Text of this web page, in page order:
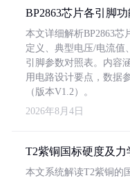
BP2863芯片各引脚
本文详细解析BP2863
定义、典型电压/电流值
引脚参数对照表。内容
用电路设计要点，数据
（版本V1.2）。
2026年8月4日
T2紫铜国标硬度及力
本文系统解读T2紫铜的